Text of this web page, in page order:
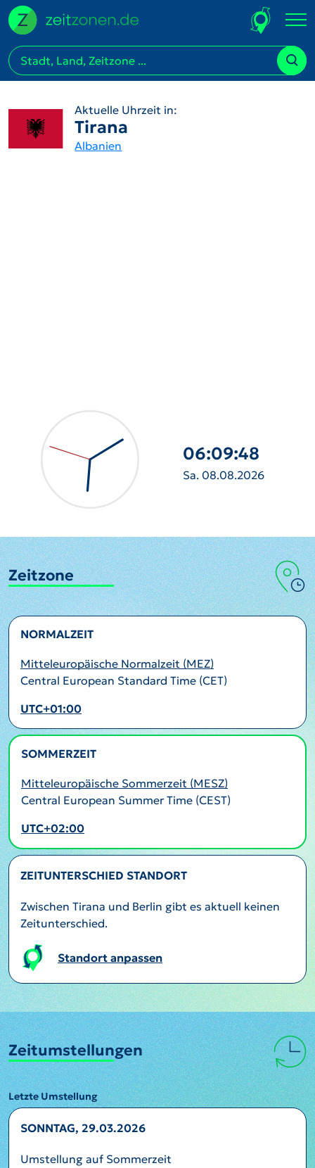
Aktuelle Uhrzeit in:
Tirana
Albanien
06:09:49
Sa. 08.08.2026
Zeitzone
NORMALZEIT
Mitteleuropäische Normalzeit (MEZ)
Central European Standard Time (CET)
UTC+01:00
SOMMERZEIT
Mitteleuropäische Sommerzeit (MESZ)
Central European Summer Time (CEST)
UTC+02:00
ZEITUNTERSCHIED STANDORT
Zwischen Tirana und Berlin gibt es aktuell keinen
Zeitunterschied.
Standort anpassen
Zeitumstellungen
Letzte Umstellung
SONNTAG, 29.03.2026
Umstellung auf Sommerzeit